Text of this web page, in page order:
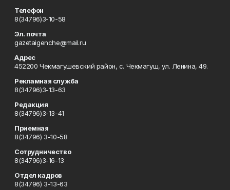
Телефон
8(34796)3-10-58
Эл. почта
gazetaigenche@mail.ru
Адрес
452200 Чекмагушевский район, с. Чекмагуш, ул. Ленина, 49.
Рекламная служба
8(34796)3-13-63
Редакция
8(34796)3-13-41
Приемная
8(34796) 3-10-58
Сотрудничество
8(34796)3-16-13
Отдел кадров
8(34796) 3-13-63